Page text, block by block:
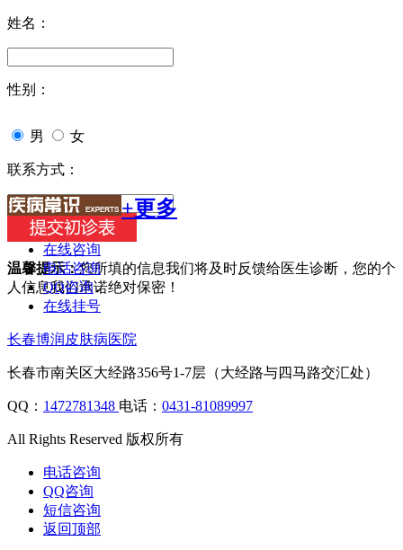
姓名：
性别：
男 女
联系方式：
温馨提示：您所填的信息我们将及时反馈给医生诊断，您的个
人信息我们承诺绝对保密！
+更多
在线咨询
电话咨询
QQ咨询
在线挂号
长春博润皮肤病医院
长春市南关区大经路356号1-7层（大经路与四马路交汇处）
QQ： 1472781348 电话： 0431-81089997
All Rights Reserved 版权所有
电话咨询
QQ咨询
短信咨询
返回顶部